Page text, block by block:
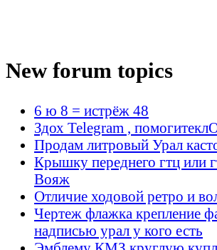
New forum topics
6 ю 8 = истрёж 48
Здох Telegram ,
Продам литровый Урал
Крышку переднего гтц или
Вояж
Отличие ходовой ретро и
Чертеж флажка крепление
надписью урал у кого есть